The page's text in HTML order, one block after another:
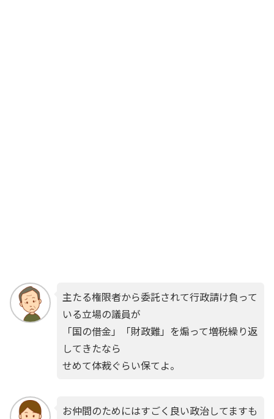
主たる権限者から委託されて行政請け負って
いる立場の議員が
「国の借金」「財政難」を煽って増税繰り返
してきたなら
せめて体裁ぐらい保てよ。
お仲間のためにはすごく良い政治してますも